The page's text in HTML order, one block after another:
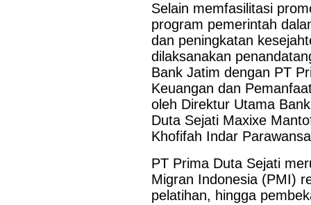
Selain memfasilitasi
program pemerintah
dan peningkatan
dilaksanakan
Bank Jatim dengan PT
Keuangan dan
oleh Direktur Utama
Duta Sejati Maxixe
Khofifah Indar
PT Prima Duta Sejati
Migran Indonesia (PMI)
pelatihan, hingga